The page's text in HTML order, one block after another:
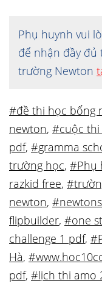
Phụ huynh vui
để nhận đầy đủ
trường Newton
#đề thi học bổng
newton, #cuộc thi
pdf, #gramma
trường học, #Phụ
razkid free,
newton,
flipbuilder, #one
challenge 1 pdf,
Hà,
pdf, #lịch thi amo